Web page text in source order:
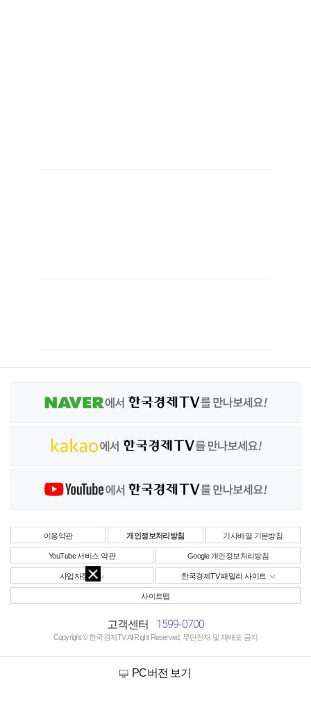
이용약관 개인정보처리방침 기사배열 기본방침
YouTube 서비스 약관 Google 개인정보처리방침
사업자정보 한국경제TV 패밀리 사이트
사이트맵
고객센터 1599-0700
Copyright © 한국경제TV All Right Reserved. 무단전재 및 재배포 금지
PC버전 보기